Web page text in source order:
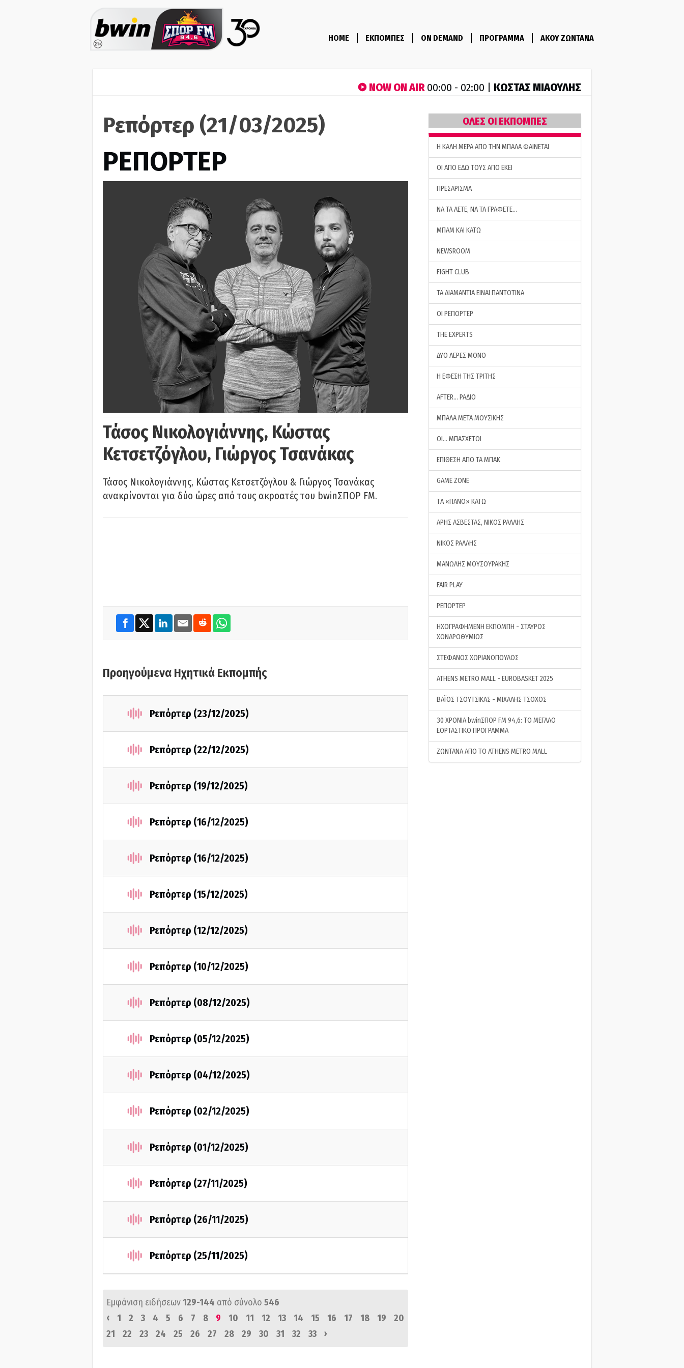
HOME ΕΚΠΟΜΠΕΣ ON DEMAND ΠΡΟΓΡΑΜΜΑ ΑΚΟΥ ΖΩΝΤΑΝΑ
NOW ON AIR00:00 - 02:00 | ΚΩΣΤΑΣ ΜΙΑΟΥΛΗΣ
Ρεπόρτερ (21/03/2025)
ΡΕΠΟΡΤΕΡ
Τάσος Νικολογιάννης, Κώστας
Κετσετζόγλου, Γιώργος Τσανάκας
Τάσος Νικολογιάννης, Κώστας Κετσετζόγλου & Γιώργος Τσανάκας
ανακρίνονται για δύο ώρες από τους ακροατές του bwinΣΠΟΡ FM.
Προηγούμενα Ηχητικά Εκπομπής
Ρεπόρτερ (23/12/2025)
Ρεπόρτερ (22/12/2025)
Ρεπόρτερ (19/12/2025)
Ρεπόρτερ (16/12/2025)
Ρεπόρτερ (16/12/2025)
Ρεπόρτερ (15/12/2025)
Ρεπόρτερ (12/12/2025)
Ρεπόρτερ (10/12/2025)
Ρεπόρτερ (08/12/2025)
Ρεπόρτερ (05/12/2025)
Ρεπόρτερ (04/12/2025)
Ρεπόρτερ (02/12/2025)
Ρεπόρτερ (01/12/2025)
Ρεπόρτερ (27/11/2025)
Ρεπόρτερ (26/11/2025)
Ρεπόρτερ (25/11/2025)
Εμφάνιση ειδήσεων129-144 από σύνολο 546
‹
1 2 3 4 5 6 7 8 9 10 11 12 13 14 15 16 17 18 19
20
21
22 23 24 25 26 27 28 29 30 31 32 33 ›
ΟΛΕΣ ΟΙ ΕΚΠΟΜΠΕΣ
H ΚΑΛΗ ΜΕΡΑ ΑΠΟ ΤΗΝ ΜΠΑΛΑ ΦΑΙΝΕΤΑΙ
ΟΙ ΑΠΟ ΕΔΩ ΤΟΥΣ ΑΠΟ ΕΚΕΙ
ΠΡΕΣΑΡΙΣΜΑ
ΝΑ ΤΑ ΛΕΤΕ, ΝΑ ΤΑ ΓΡΑΦΕΤΕ…
ΜΠΑΜ ΚΑΙ ΚΑΤΩ
NEWSROOM
FIGHT CLUB
ΤΑ ΔΙΑΜΑΝΤΙΑ ΕΙΝΑΙ ΠΑΝΤΟΤΙΝΑ
ΟΙ ΡΕΠΟΡΤΕΡ
THE EXPERTS
ΔΥΟ ΛΕΡΕΣ ΜΟΝΟ
Η ΕΦΕΣΗ ΤΗΣ ΤΡΙΤΗΣ
AFTER… ΡΑΔΙΟ
ΜΠΑΛΑ ΜΕΤΑ ΜΟΥΣΙΚΗΣ
ΟΙ… ΜΠΑΣΧΕΤΟΙ
ΕΠΙΘΕΣΗ ΑΠΟ ΤΑ ΜΠΑΚ
GAME ZONE
ΤA «ΠΑΝΟ» ΚΑΤΩ
ΑΡΗΣ ΑΣΒΕΣΤΑΣ, ΝΙΚΟΣ ΡΑΛΛΗΣ
ΝΙΚΟΣ ΡΑΛΛΗΣ
ΜΑΝΩΛΗΣ ΜΟΥΣΟΥΡΑΚΗΣ
FAIR PLAY
ΡΕΠΟΡΤΕΡ
ΗΧΟΓΡΑΦΗΜΕΝΗ ΕΚΠΟΜΠΗ - ΣΤΑΥΡΟΣ
ΧΟΝΔΡΟΘΥΜΙΟΣ
ΣΤΕΦΑΝΟΣ ΧΩΡΙΑΝΟΠΟΥΛΟΣ
ATHENS METRO MALL - EUROBASKET 2025
ΒΑΪΟΣ ΤΣΟΥΤΣΙΚΑΣ - ΜΙΧΑΛΗΣ ΤΣΟΧΟΣ
30 ΧΡΟΝΙΑ bwinΣΠΟΡ FM 94,6: ΤΟ ΜΕΓΑΛΟ
ΕΟΡΤΑΣΤΙΚΟ ΠΡΟΓΡΑΜΜΑ
ΖΩΝΤΑΝΑ ΑΠΟ ΤΟ ATHENS METRO MALL